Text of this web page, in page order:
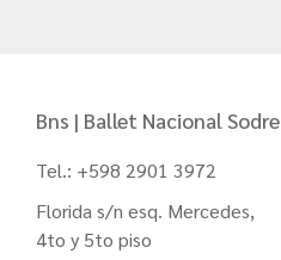
Bns | Ballet Nacional Sodre
Tel.: +598 2901 3972
Florida s/n esq. Mercedes,
4to y 5to piso